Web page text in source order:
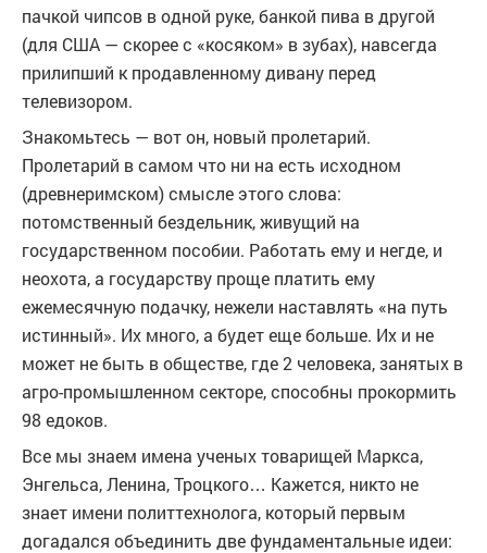
пачкой чипсов в одной руке, банкой пива в другой
(для США — скорее с «косяком» в зубах), навсегда
прилипший к продавленному дивану перед
телевизором.
Знакомьтесь — вот он, новый пролетарий.
Пролетарий в самом что ни на есть исходном
(древнеримском) смысле этого слова:
потомственный бездельник, живущий на
государственном пособии. Работать ему и негде, и
неохота, а государству проще платить ему
ежемесячную подачку, нежели наставлять «на путь
истинный». Их много, а будет еще больше. Их и не
может не быть в обществе, где 2 человека, занятых в
агро-промышленном секторе, способны прокормить
98 едоков.
Все мы знаем имена ученых товарищей Маркса,
Энгельса, Ленина, Троцкого… Кажется, никто не
знает имени политтехнолога, который первым
догадался объединить две фундаментальные идеи: